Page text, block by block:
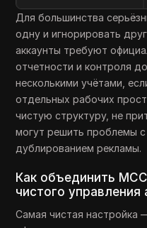
Для большинства
одну и игнорировать
аккаунты требуют
отчетности и контроля
несколькими учётами,
отдельных рабочих
чистую структуру, не
могут решить проблемы с
дублированием рекламы.
Как объединить
чистого управления
Самая чистая настройка